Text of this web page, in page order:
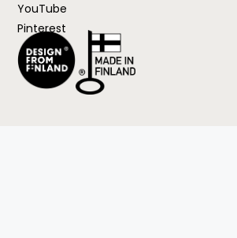
YouTube
Pinterest